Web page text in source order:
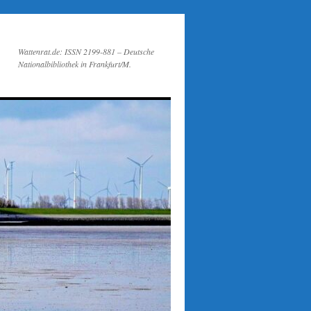
Wattenrat.de: ISSN 2199-881 – Deutsche
Nationalbibliothek in Frankfurt/M.